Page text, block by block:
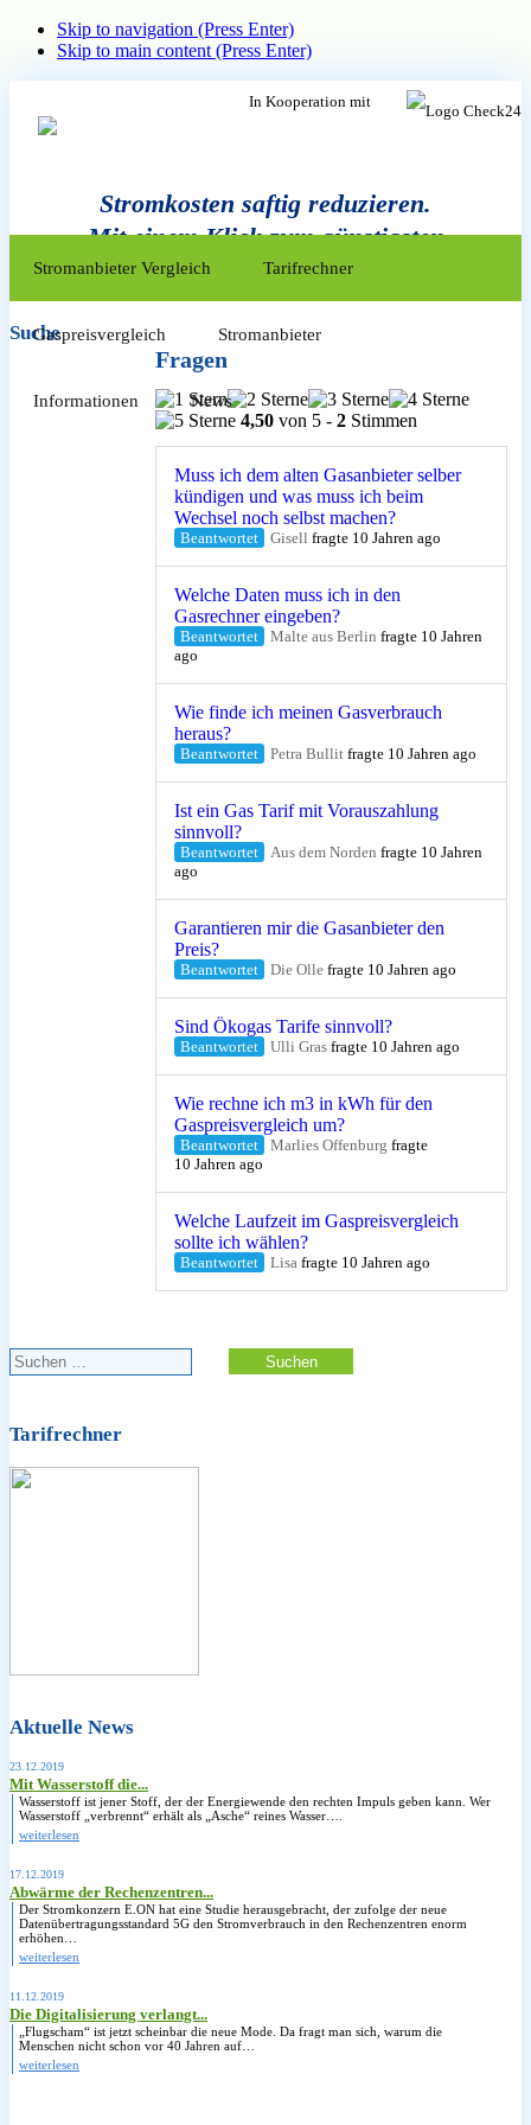
Skip to navigation (Press Enter)
Skip to main content (Press Enter)
In Kooperation mit
Stromkosten saftig reduzieren.
Mit einem Klick zum günstigsten
Anbieter.
Inhalt
springen
Stromanbieter Vergleich Tarifrechner
Gaspreisvergleich Stromanbieter
Informationen News
Fragen
4,50von 5 - 2Stimmen
Muss ich dem alten Gasanbieter selber
kündigen und was muss ich beim
Wechsel noch selbst machen?
Beantwortet Gisell fragte 10 Jahren ago
Welche Daten muss ich in den
Gasrechner eingeben?
Beantwortet Malte aus Berlin fragte 10 Jahren
ago
Wie finde ich meinen Gasverbrauch
heraus?
Beantwortet Petra Bullitfragte 10 Jahren ago
Ist ein Gas Tarif mit Vorauszahlung
sinnvoll?
Beantwortet Aus dem Norden fragte 10 Jahren
ago
Garantieren mir die Gasanbieter den
Preis?
Beantwortet Die Ollefragte 10 Jahren ago
Sind Ökogas Tarife sinnvoll?
Beantwortet Ulli Grasfragte 10 Jahren ago
Wie rechne ich m3 in kWh für den
Gaspreisvergleich um?
Beantwortet Marlies Offenburg fragte
10 Jahren ago
Welche Laufzeit im Gaspreisvergleich
sollte ich wählen?
Beantwortet Lisa fragte 10 Jahren ago
Suche
Suchen
nach:
Tarifrechner
Aktuelle News
23.12.2019
Mit Wasserstoff die...
Wasserstoff ist jener Stoff, der der Energiewende den rechten Impuls geben kann. Wer
Wasserstoff „verbrennt“ erhält als „Asche“ reines Wasser….
weiterlesen
17.12.2019
Abwärme der Rechenzentren...
Der Stromkonzern E.ON hat eine Studie herausgebracht, der zufolge der neue
Datenübertragungsstandard 5G den Stromverbrauch in den Rechenzentren enorm
erhöhen…
weiterlesen
11.12.2019
Die Digitalisierung verlangt...
„Flugscham“ ist jetzt scheinbar die neue Mode. Da fragt man sich, warum die
Menschen nicht schon vor 40 Jahren auf…
weiterlesen